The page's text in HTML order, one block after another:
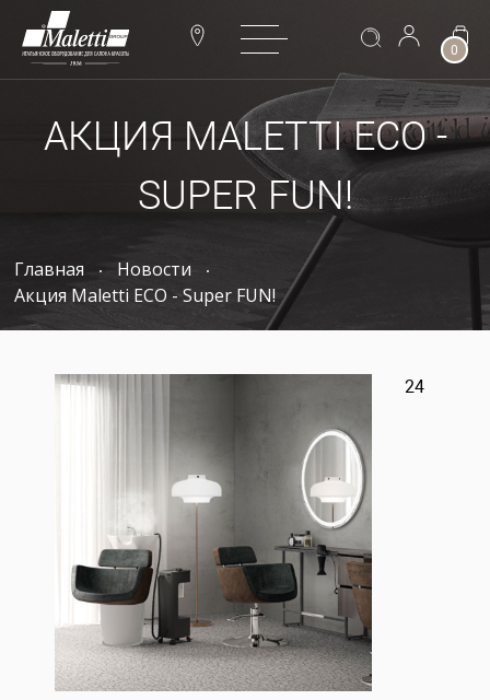
0
АКЦИЯ MALETTI ECO -
SUPER FUN!
Главная
Новости
Акция Maletti ECO - Super FUN!
24